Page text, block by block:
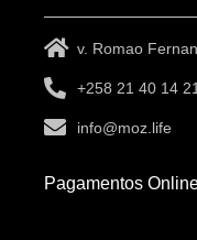
v. Romao
+258 21 40 14 21
info@moz.life
Pagamentos